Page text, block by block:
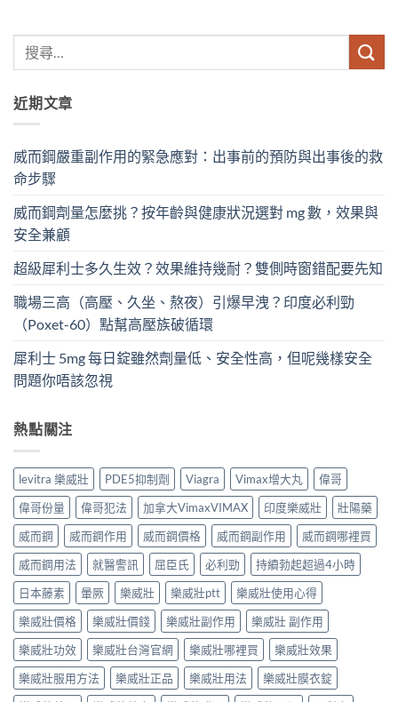
近期文章
威而鋼嚴重副作用的緊急應對：出事前的預防與出事後的救
命步驟
威而鋼劑量怎麼挑？按年齡與健康狀況選對 mg 數，效果與
安全兼顧
超級犀利士多久生效？效果維持幾耐？雙側時窗錯配要先知
職場三高（高壓、久坐、熬夜）引爆早洩？印度必利勁
（Poxet-60）點幫高壓族破循環
犀利士 5mg 每日錠雖然劑量低、安全性高，但呢幾樣安全
問題你唔該忽視
熱點關注
levitra 樂威壯 PDE5抑制劑 Viagra Vimax增大丸
偉哥
偉哥份量
偉哥犯法 加拿大VimaxVIMAX 印度樂威壯
壯陽藥
威而鋼
威而鋼作用 威而鋼價格 威而鋼副作用
威而鋼哪裡買
威而鋼用法
就醫警訊 屈臣氏 必利勁
持續勃起超過4小時
日本藤素
暈厥 樂威壯 樂威壯ptt
樂威壯使用心得
樂威壯價格
樂威壯價錢 樂威壯副作用
樂威壯 副作用
樂威壯功效
樂威壯台灣官網 樂威壯哪裡買
樂威壯效果
樂威壯服用方法
樂威壯正品 樂威壯用法
樂威壯膜衣錠